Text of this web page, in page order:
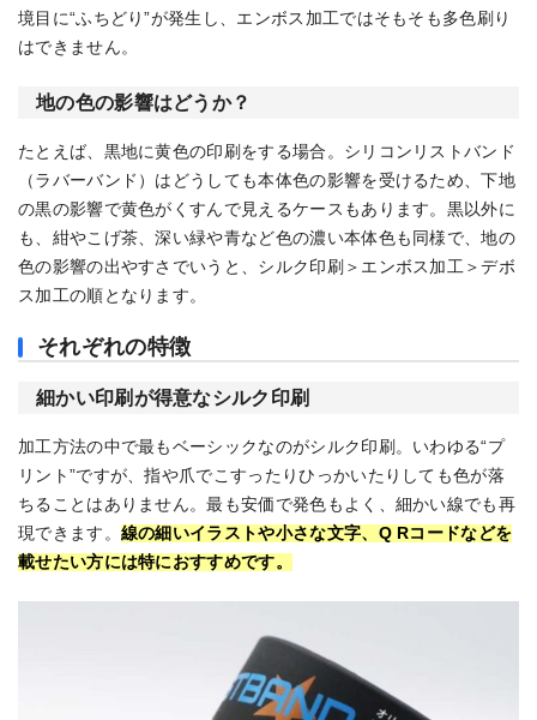
境目に“ふちどり”が発生し、エンボス加工ではそもそも多色刷り
はできません。
地の色の影響はどうか？
たとえば、黒地に黄色の印刷をする場合。シリコンリストバンド
（ラバーバンド）はどうしても本体色の影響を受けるため、下地
の黒の影響で黄色がくすんで見えるケースもあります。黒以外に
も、紺やこげ茶、深い緑や青など色の濃い本体色も同様で、地の
色の影響の出やすさでいうと、シルク印刷＞エンボス加工＞デボ
ス加工の順となります。
それぞれの特徴
細かい印刷が得意なシルク印刷
加工方法の中で最もベーシックなのがシルク印刷。いわゆる“プ
リント”ですが、指や爪でこすったりひっかいたりしても色が落
ちることはありません。最も安価で発色もよく、細かい線でも再
現できます。 線の細いイラストや小さな文字、Q Rコードなどを
載せたい方には特におすすめです。